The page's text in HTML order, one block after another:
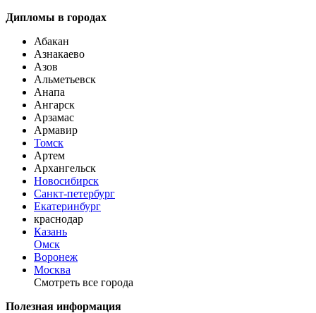
Дипломы в городах
Абакан
Азнакаево
Азов
Альметьевск
Анапа
Ангарск
Арзамас
Армавир
Томск
Артем
Архангельск
Новосибирск
Санкт-петербург
Екатеринбург
краснодар
Казань
Омск
Воронеж
Москва
Смотреть все города
Полезная информация